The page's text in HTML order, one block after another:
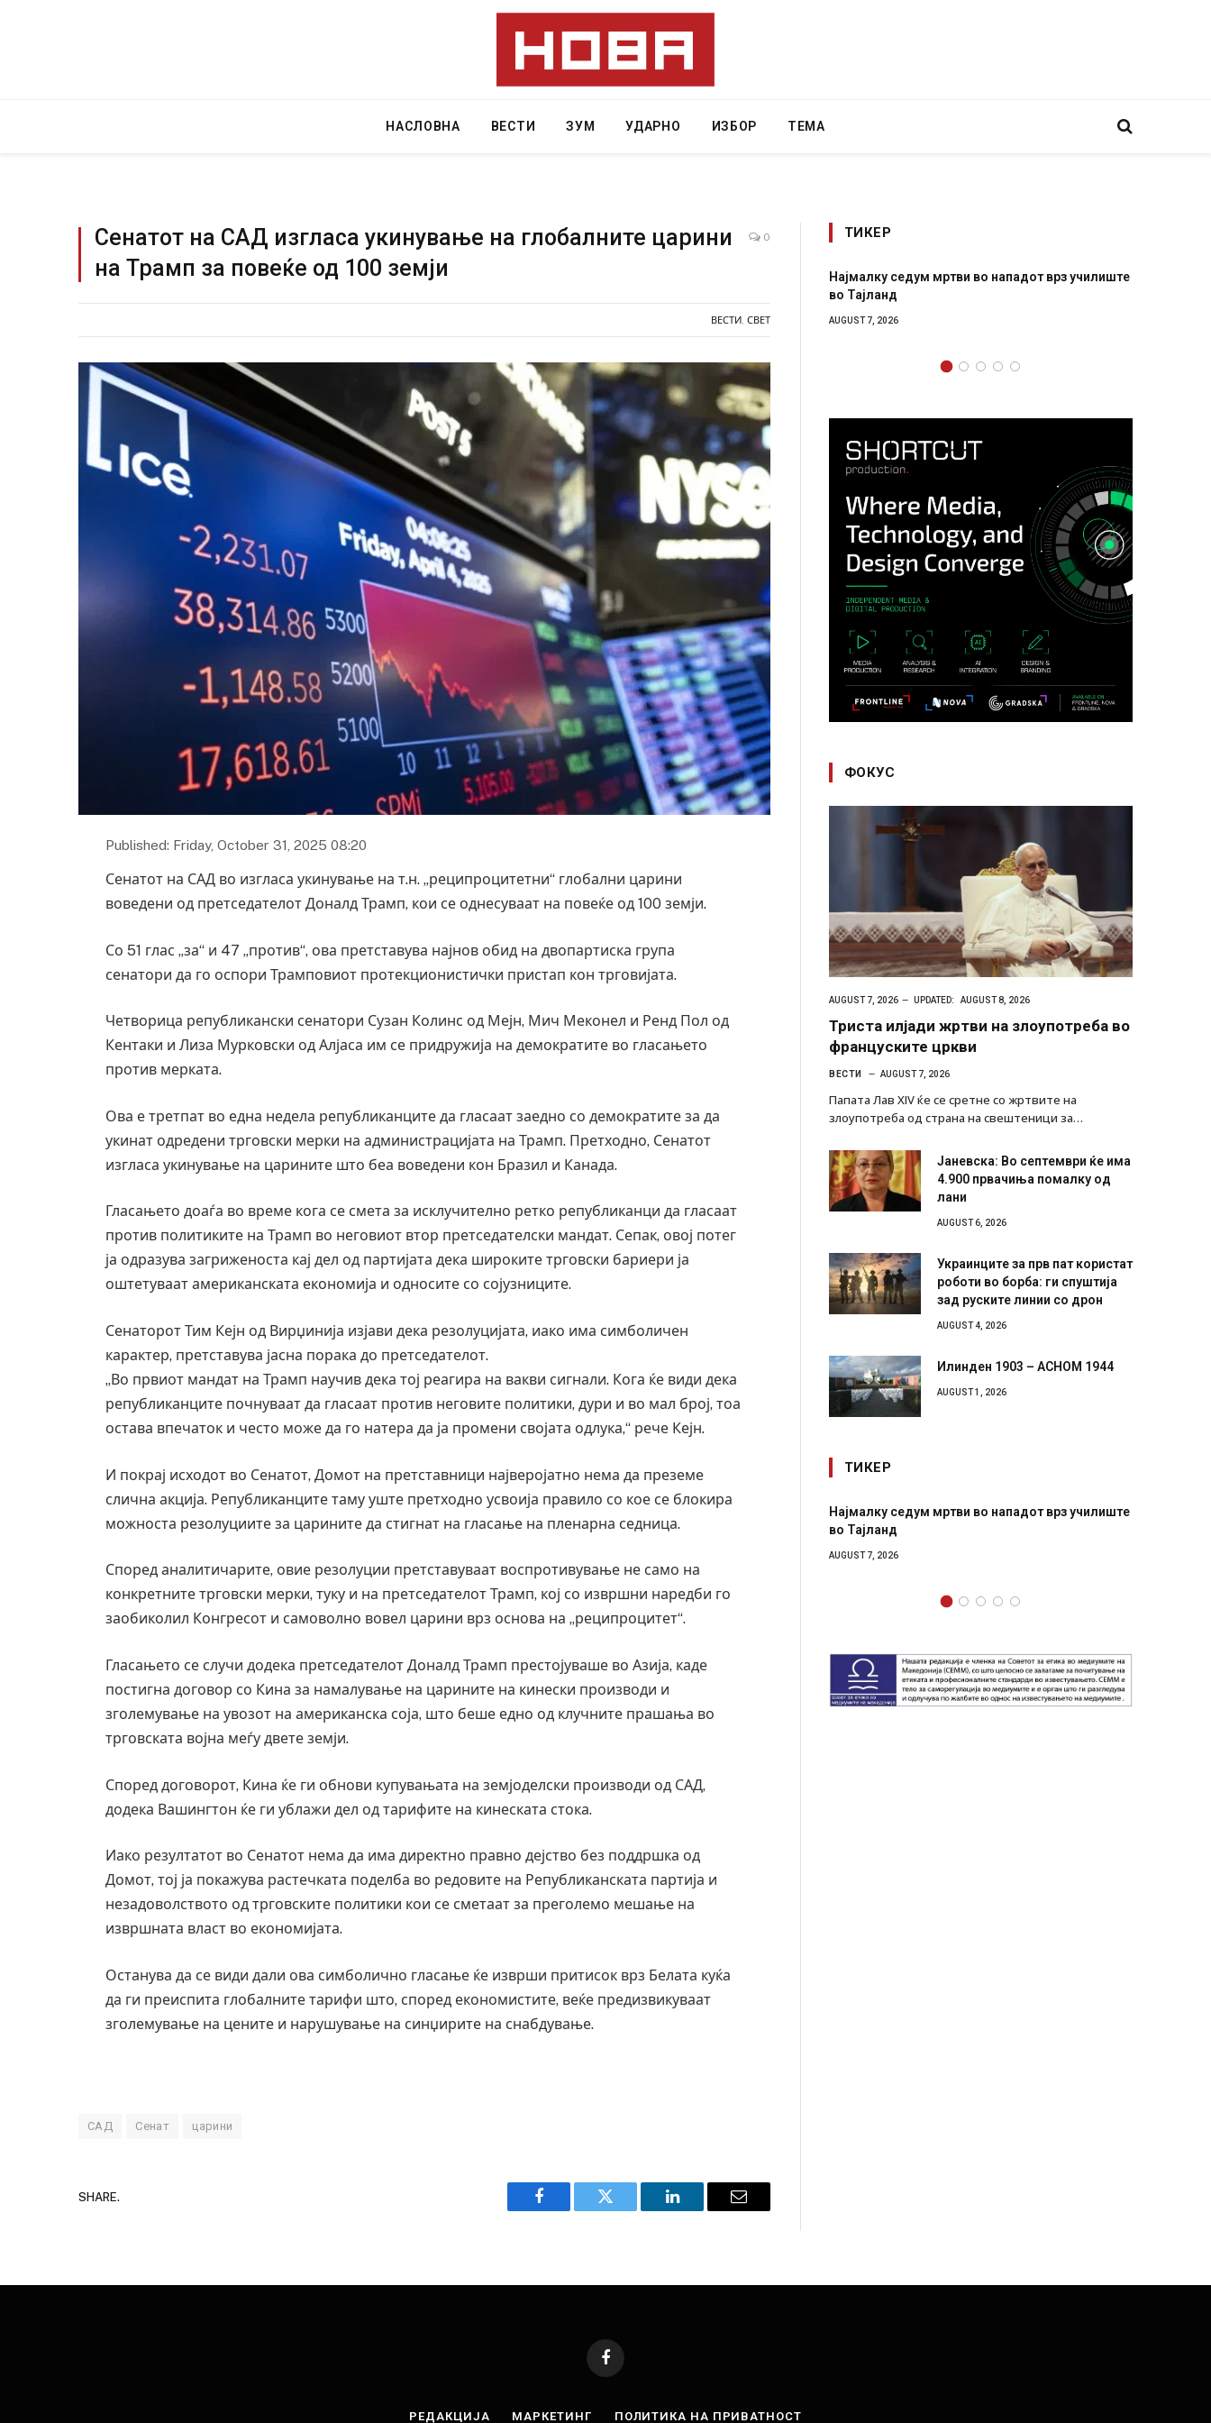
НАСЛОВНА ВЕСТИ ЗУМ УДАРНО ИЗБОР ТЕМА
Сенатот на САД изгласа укинување на глобалните царини
на Трамп за повеќе од 100 земји
0
ВЕСТИ СВЕТ
Published: Friday, October 31, 2025 08:20
Сенатот на САД во изгласа укинување на т.н. „реципроцитетни“ глобални царини
воведени од претседателот Доналд Трамп, кои се однесуваат на повеќе од 100 земји.
Со 51 глас „за“ и 47 „против“, ова претставува најнов обид на двопартиска група
сенатори да го оспори Трамповиот протекционистички пристап кон трговијата.
Четворица републикански сенатори Сузан Колинс од Мејн, Мич Меконел и Ренд Пол од
Кентаки и Лиза Мурковски од Алјаса им се придружија на демократите во гласањето
против мерката.
Ова е третпат во една недела републиканците да гласаат заедно со демократите за да
укинат одредени трговски мерки на администрацијата на Трамп. Претходно, Сенатот
изгласа укинување на царините што беа воведени кон Бразил и Канада.
Гласањето доаѓа во време кога се смета за исклучително ретко републиканци да гласаат
против политиките на Трамп во неговиот втор претседателски мандат. Сепак, овој потег
ја одразува загриженоста кај дел од партијата дека широките трговски бариери ја
оштетуваат американската економија и односите со сојузниците.
Сенаторот Тим Кејн од Вирџинија изјави дека резолуцијата, иако има симболичен
карактер, претставува јасна порака до претседателот.
„Во првиот мандат на Трамп научив дека тој реагира на вакви сигнали. Кога ќе види дека
републиканците почнуваат да гласаат против неговите политики, дури и во мал број, тоа
остава впечаток и често може да го натера да ја промени својата одлука,“ рече Кејн.
И покрај исходот во Сенатот, Домот на претставници најверојатно нема да преземе
слична акција. Републиканците таму уште претходно усвоија правило со кое се блокира
можноста резолуциите за царините да стигнат на гласање на пленарна седница.
Според аналитичарите, овие резолуции претставуваат воспротивување не само на
конкретните трговски мерки, туку и на претседателот Трамп, кој со извршни наредби го
заобиколил Конгресот и самоволно вовел царини врз основа на „реципроцитет“.
Гласањето се случи додека претседателот Доналд Трамп престојуваше во Азија, каде
постигна договор со Кина за намалување на царините на кинески производи и
зголемување на увозот на американска соја, што беше едно од клучните прашања во
трговската војна меѓу двете земји.
Според договорот, Кина ќе ги обнови купувањата на земјоделски производи од САД,
додека Вашингтон ќе ги ублажи дел од тарифите на кинеската стока.
Иако резултатот во Сенатот нема да има директно правно дејство без поддршка од
Домот, тој ја покажува растечката поделба во редовите на Републиканската партија и
незадоволството од трговските политики кои се сметаат за преголемо мешање на
извршната власт во економијата.
Останува да се види дали ова симболично гласање ќе изврши притисок врз Белата куќа
да ги преиспита глобалните тарифи што, според економистите, веќе предизвикуваат
зголемување на цените и нарушување на синџирите на снабдување.
САД Сенат царини
SHARE.
Facebook Twitter LinkedIn Email
ТИКЕР
Уште двајца починаа од повредите во ресторан
Најмалку седум мртви во нападот врз училиште
СОЗИС: Украинците повеќе им веруваат
ФОКУС
AUGUST 7, 2026 UPDATED: AUGUST 8, 2026
Триста илјади жртви на злоупотреба во
француските цркви
ВЕСТИ AUGUST 7, 2026
Папата Лав XIV ќе се сретне со жртвите на
злоупотреба од страна на свештеници за…
Јаневска: Во септември ќе има
4.900 првачиња помалку од
лани
AUGUST 6, 2026
Украинците за прв пат користат
роботи во борба: ги спуштија
зад руските линии со дрон
AUGUST 4, 2026
Илинден 1903 – АСНОМ 1944
AUGUST 1, 2026
ТИКЕР
Уште двајца починаа од повредите во ресторан
во главниот град на Русуија – експлозивот бил
AUGUST 2, 2026
Најмалку седум мртви во нападот врз училиште
во Тајланд
СОЗИС: Украинците повеќе им
Facebook
РЕДАКЦИЈА МАРКЕТИНГ ПОЛИТИКА НА ПРИВАТНОСТ